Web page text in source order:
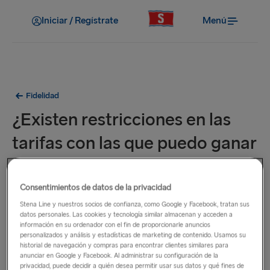
Iniciar / Regístrate Menú
Fidelidad
¿Existen restricciones en las
tarifas con las que puedo ganar
puntos?
puerto a puerto directamente con Stena Line. Sin embargo,
no es posible acumular puntos al reservar tarifas para:
grupos o reservas con más de nueve pasajeros;
Consentimientos de datos de la privacidad
Stena Line y nuestros socios de confianza, como Google y Facebook, tratan sus
datos personales. Las cookies y tecnología similar almacenan y acceden a
información en su ordenador con el fin de proporcionarle anuncios
personalizados y análisis y estadísticas de marketing de contenido. Usamos su
historial de navegación y compras para encontrar clientes similares para
anunciar en Google y Facebook. Al administrar su configuración de la
privacidad, puede decidir a quién desea permitir usar sus datos y qué fines de